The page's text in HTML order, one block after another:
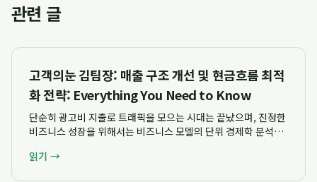
관련 글
고객의눈 김팀장: 매출 구조 개선 및 현금흐름 최적
화 전략: Everything You Need to Know
단순히 광고비 지출로 트래픽을 모으는 시대는 끝났으며, 진정한
비즈니스 성장을 위해서는 비즈니스 모델의 단위 경제학 분석과
적 접근이 필수적입니다. 고객의눈 김팀장은 단순한 실행 대행을
읽기 →